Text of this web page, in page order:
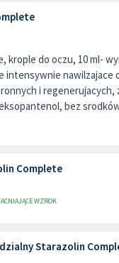
krople do oczu, 10 ml-
intensywnie nawilzajace
i regenerujacych,
bez
Complete
WZROK
Starazolin